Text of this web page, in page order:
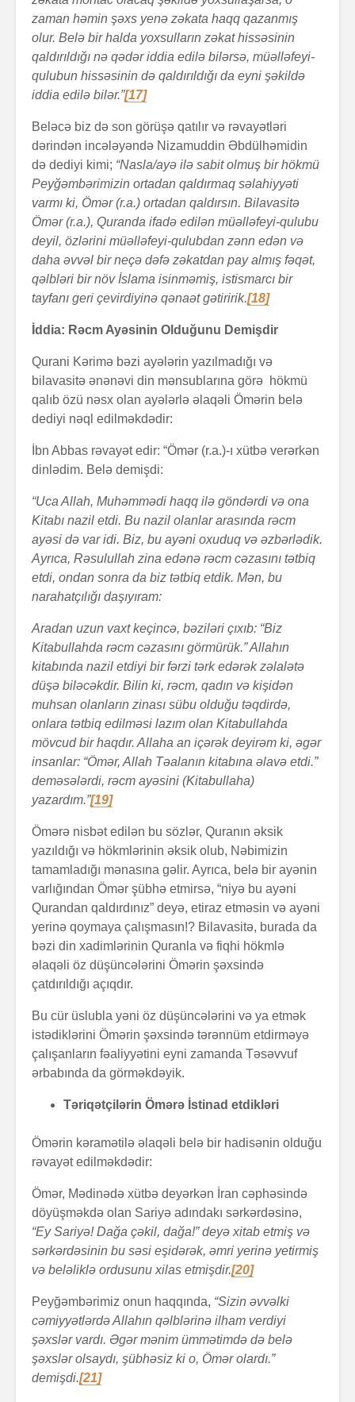
zaman həmin şəxs yenə zəkata haqq qazanmış
olur. Belə bir halda yoxsulların zəkat hissəsinin
qaldırıldığı nə qədər iddia edilə bilərsə, müəlləfeyi-
qulubun hissəsinin də qaldırıldığı da eyni şəkildə
iddia edilə bilər.”[17]
Beləcə biz də son görüşə qatılır və rəvayətləri
dərindən incələyəndə Nizamuddin Əbdülhəmidin
də dediyi kimi; “Nasla/ayə ilə sabit olmuş bir hökmü
Peyğəmbərimizin ortadan qaldırmaq səlahiyyəti
varmı ki, Ömər (r.a.) ortadan qaldırsın. Bilavasitə
Ömər (r.a.), Quranda ifadə edilən müəlləfeyi-qulubu
deyil, özlərini müəlləfeyi-qulubdan zənn edən və
daha əvvəl bir neçə dəfə zəkatdan pay almış fəqət,
qəlbləri bir növ İslama isinməmiş, istismarcı bir
tayfanı geri çevirdiyinə qənaət gətiririk.[18]
İddia: Rəcm Ayəsinin Olduğunu Demişdir
Qurani Kərimə bəzi ayələrin yazılmadığı və
bilavasitə ənənəvi din mənsublarına görə hökmü
qalıb özü nəsx olan ayələrlə əlaqəli Ömərin belə
dediyi nəql edilməkdədir:
İbn Abbas rəvayət edir: “Ömər (r.a.)-ı xütbə verərkən
dinlədim. Belə demişdi:
“Uca Allah, Muhəmmədi haqq ilə göndərdi və ona
Kitabı nazil etdi. Bu nazil olanlar arasında rəcm
ayəsi də var idi. Biz, bu ayəni oxuduq və əzbərlədik.
Ayrıca, Rəsulullah zina edənə rəcm cəzasını tətbiq
etdi, ondan sonra da biz tətbiq etdik. Mən, bu
narahatçılığı daşıyıram:
Aradan uzun vaxt keçincə, bəziləri çıxıb: “Biz
Kitabullahda rəcm cəzasını görmürük.” Allahın
kitabında nazil etdiyi bir fərzi tərk edərək zəlalətə
düşə biləcəkdir. Bilin ki, rəcm, qadın və kişidən
muhsan olanların zinası sübu olduğu təqdirdə,
onlara tətbiq edilməsi lazım olan Kitabullahda
mövcud bir haqdır. Allaha an içərək deyirəm ki, əgər
insanlar: “Ömər, Allah Təalanın kitabına əlavə etdi.”
deməsələrdi, rəcm ayəsini (Kitabullaha)
yazardım.”[19]
Ömərə nisbət edilən bu sözlər, Quranın əksik
yazıldığı və hökmlərinin əksik olub, Nəbimizin
tamamladığı mənasına gəlir. Ayrıca, belə bir ayənin
varlığından Ömər şübhə etmirsə, “niyə bu ayəni
Qurandan qaldırdınız” deyə, etiraz etməsin və ayəni
yerinə qoymaya çalışmasın!? Bilavasitə, burada da
bəzi din xadimlərinin Quranla və fiqhi hökmlə
əlaqəli öz düşüncələrini Ömərin şəxsində
çatdırıldığı açıqdır.
Bu cür üslubla yəni öz düşüncələrini və ya etmək
istədiklərini Ömərin şəxsində tərənnüm etdirməyə
çalışanların fəaliyyətini eyni zamanda Təsəvvuf
ərbabında da görməkdəyik.
Təriqətçilərin Ömərə İstinad etdikləri
Ömərin kəramətilə əlaqəli belə bir hadisənin olduğu
rəvayət edilməkdədir:
Ömər, Mədinədə xütbə deyərkən İran cəphəsində
döyüşməkdə olan Sariyə adındakı sərkərdəsinə,
“Ey Sariyə! Dağa çəkil, dağa!” deyə xitab etmiş və
sərkərdəsinin bu səsi eşidərək, əmri yerinə yetirmiş
və beləliklə ordusunu xilas etmişdir.[20]
Peyğəmbərimiz onun haqqında, “Sizin əvvəlki
cəmiyyətlərdə Allahın qəlblərinə ilham verdiyi
şəxslər vardı. Əgər mənim ümmətimdə də belə
şəxslər olsaydı, şübhəsiz ki o, Ömər olardı.”
demişdi.[21]